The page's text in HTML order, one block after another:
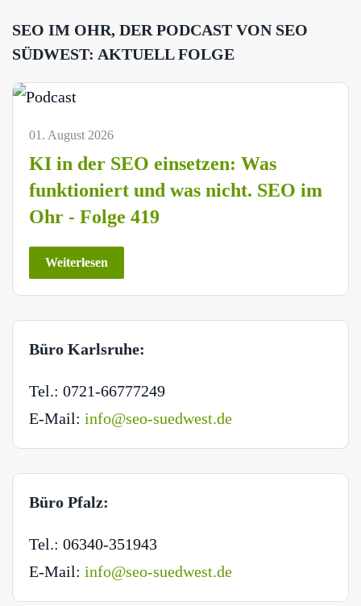
SEO IM OHR, DER PODCAST VON SEO
SÜDWEST: AKTUELL FOLGE
01. August 2026
KI in der SEO einsetzen: Was
funktioniert und was nicht. SEO im
Ohr - Folge 419
Weiterlesen
Büro Karlsruhe:
Tel.: 0721-66777249
E-Mail: info@seo-suedwest.de
Büro Pfalz:
Tel.: 06340-351943
E-Mail: info@seo-suedwest.de